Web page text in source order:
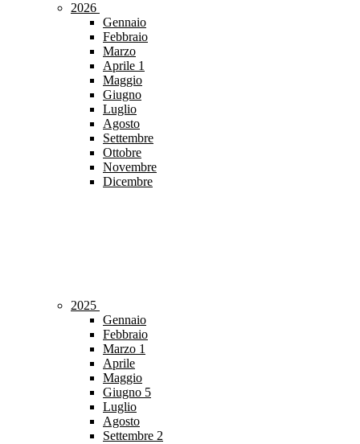
2026
Gennaio
Febbraio
Marzo
Aprile 1
Maggio
Giugno
Luglio
Agosto
Settembre
Ottobre
Novembre
Dicembre
2025
Gennaio
Febbraio
Marzo 1
Aprile
Maggio
Giugno 5
Luglio
Agosto
Settembre 2